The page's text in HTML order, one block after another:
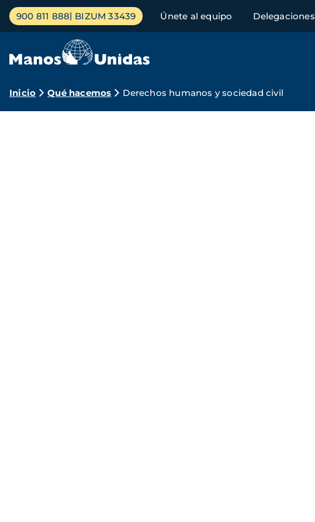
Pasar
contenido
Menú
principal
900 811 888 BIZUM 33439 Únete al equipo Delegaciones
Ruta
Inicio Qué hacemos Derechos humanos y sociedad civil